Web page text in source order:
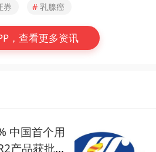
券 # 乳腺癌
，查看更多资讯
中国首个用
产品获批上